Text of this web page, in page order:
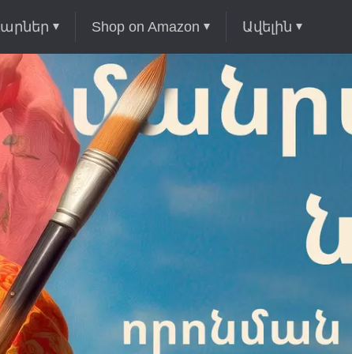
Shop on Amazon Ավելին